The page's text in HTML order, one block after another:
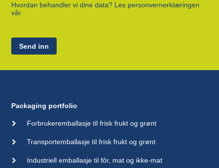
Hvordan behandler vi dine data? Les personvernerklæringen
vår.
Send inn
Packaging portfolio
Forbrukeremballasje til frisk frukt og grønt
Transportemballasje til frisk frukt og grønt
Industriell emballasje til fôr, mat og ikke-mat